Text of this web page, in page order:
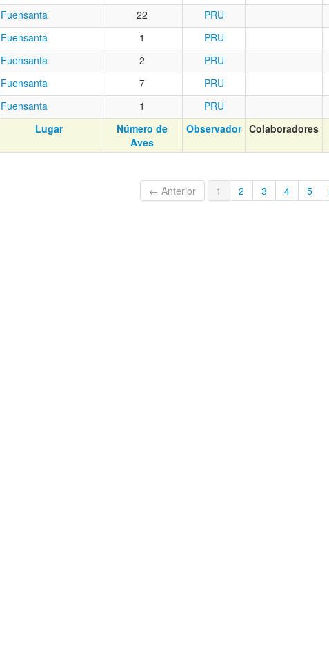
Fuensanta 22 PRU
Fuensanta 1 PRU
Fuensanta 2 PRU
Fuensanta 7 PRU
Fuensanta 1 PRU
Lugar
Número de
Aves
Observador Colaboradores
← Anterior
1 2 3 4 5